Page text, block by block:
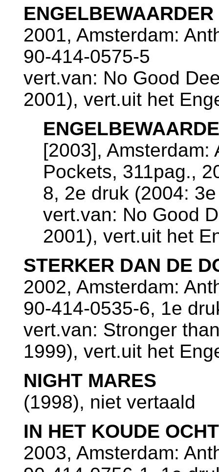
ENGELBEWAARDER
2001, Amsterdam:
90-414-0575-5
vert.van: No Good
2001), vert.uit het
[2003], Amsterdam:
Pockets, 311pag.,
8, 2e druk (2004:
vert.van: No Good
2001), vert.uit het
STERKER DAN DE
2002, Amsterdam:
90-414-0535-6, 1e
vert.van: Stronger
1999), vert.uit het
NIGHT MARES
(1998), niet vertaald
IN HET KOUDE
2003, Amsterdam: